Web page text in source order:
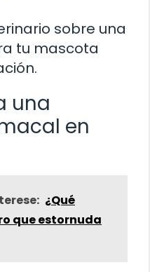
sobre una
tu mascota
una
en
¿Qué
que estornuda